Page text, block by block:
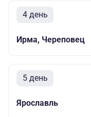
4 день
Ирма, Череповец
5 день
Ярославль